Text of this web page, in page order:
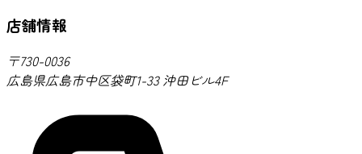
店舗情報
〒730-0036
広島県広島市中区袋町1-33 沖田ビル4F